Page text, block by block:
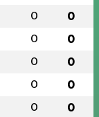
0 0
0 0
0 0
0 0
0 0